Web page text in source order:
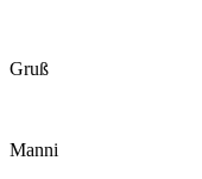
Gruß
Manni